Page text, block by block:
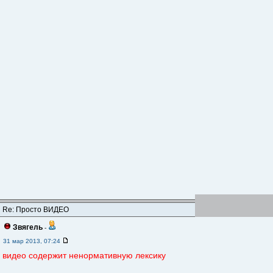
Re: Просто ВИДЕО
Звягель -
31 мар 2013, 07:24
видео содержит ненормативную лексику